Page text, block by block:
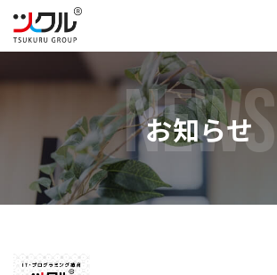
NEWS
お知らせ